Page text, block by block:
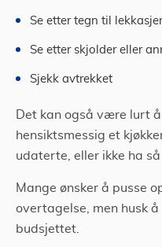
Se etter tegn til lekkasjer
Se etter skjolder eller
Sjekk avtrekket
Det kan også være lurt
hensiktsmessig et
udaterte, eller ikke ha så
Mange ønsker å pusse
overtagelse, men husk
budsjettet.